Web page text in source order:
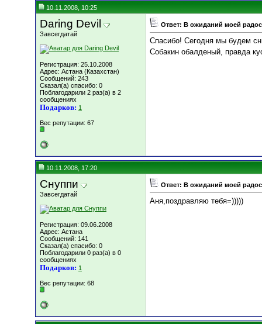
10.11.2008, 10:25
Daring Devil
Завсегдатай
Регистрация: 25.10.2008
Адрес: Астана (Казахстан)
Сообщений: 243
Сказал(а) спасибо: 0
Поблагодарили 2 раз(а) в 2
сообщениях
Подарков: 1
Вес репутации: 67
Ответ: В ожиданий моей
Спасибо! Сегодня мы будем
Собакин обалденый, правда
10.11.2008, 17:20
Снуппи
Завсегдатай
Регистрация: 09.06.2008
Адрес: Астана
Сообщений: 141
Сказал(а) спасибо: 0
Поблагодарили 0 раз(а) в 0
сообщениях
Подарков: 1
Вес репутации: 68
Ответ: В ожиданий моей
Аня,поздравляю тебя=)))))